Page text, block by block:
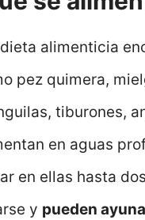
alimenticia
pez quimera,
tiburones,
en aguas
en ellas hasta
y pueden